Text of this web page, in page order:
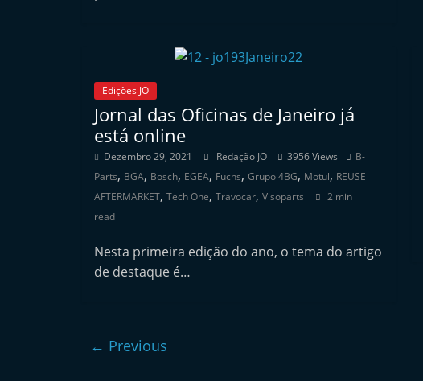
Edições JO
Jornal das Oficinas de Janeiro já
está online
Dezembro 29, 2021 Redação JO 3956 Views
B-
Parts, BGA, Bosch, EGEA, Fuchs, Grupo 4BG, Motul, REUSE
AFTERMARKET, Tech One, Travocar, Visoparts
2 min
read
Nesta primeira edição do ano, o tema do artigo
de destaque é…
← Previous